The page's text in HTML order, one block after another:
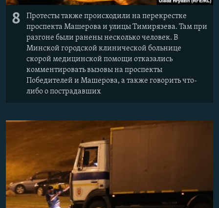
8
Протесты также происходили на перекрестке
проспекта Машерова и улицы Тимирязева. Там при
разгоне были ранены несколько человек. В
Минской городской клинической больнице
скорой медицинской помощи отказались
комментировать вызовы на проспекты
Победителей и Машерова, а также говорить что-
либо о пострадавших